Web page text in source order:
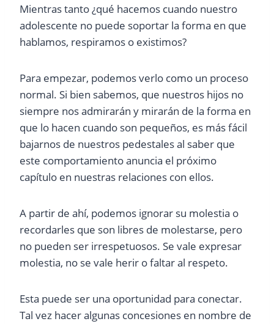
Mientras tanto ¿qué hacemos cuando nuestro
adolescente no puede soportar la forma en que
hablamos, respiramos o existimos?
Para empezar, podemos verlo como un proceso
normal. Si bien sabemos, que nuestros hijos no
siempre nos admirarán y mirarán de la forma en
que lo hacen cuando son pequeños, es más fácil
bajarnos de nuestros pedestales al saber que
este comportamiento anuncia el próximo
capítulo en nuestras relaciones con ellos.
A partir de ahí, podemos ignorar su molestia o
recordarles que son libres de molestarse, pero
no pueden ser irrespetuosos. Se vale expresar
molestia, no se vale herir o faltar al respeto.
Esta puede ser una oportunidad para conectar.
Tal vez hacer algunas concesiones en nombre de